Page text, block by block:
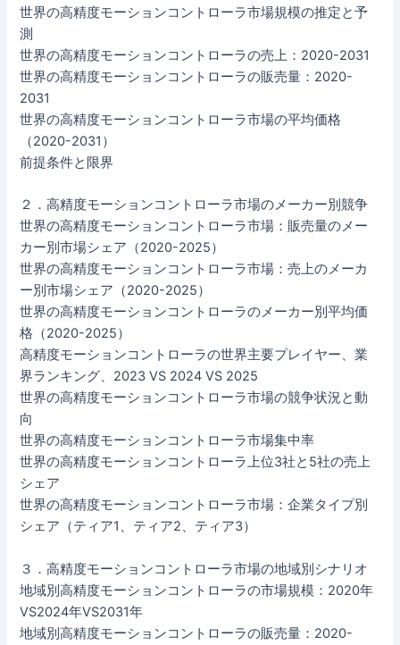
世界の高精度モーションコントローラ市場規模の推定と予
測
世界の高精度モーションコントローラの売上：2020-2031
世界の高精度モーションコントローラの販売量：2020-
2031
世界の高精度モーションコントローラ市場の平均価格
（2020-2031）
前提条件と限界
２．高精度モーションコントローラ市場のメーカー別競争
世界の高精度モーションコントローラ市場：販売量のメー
カー別市場シェア（2020-2025）
世界の高精度モーションコントローラ市場：売上のメーカ
ー別市場シェア（2020-2025）
世界の高精度モーションコントローラのメーカー別平均価
格（2020-2025）
高精度モーションコントローラの世界主要プレイヤー、業
界ランキング、2023 VS 2024 VS 2025
世界の高精度モーションコントローラ市場の競争状況と動
向
世界の高精度モーションコントローラ市場集中率
世界の高精度モーションコントローラ上位3社と5社の売上
シェア
世界の高精度モーションコントローラ市場：企業タイプ別
シェア（ティア1、ティア2、ティア3）
３．高精度モーションコントローラ市場の地域別シナリオ
地域別高精度モーションコントローラの市場規模：2020年
VS2024年VS2031年
地域別高精度モーションコントローラの販売量：2020-